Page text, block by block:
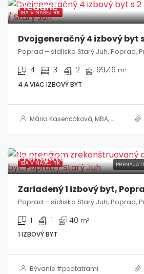
IBA V NAŠEJ RK
Predané
Poprad – sídlisko Starý Juh, Poprad,
4 3 2 99,46 m²
4 A VIAC IZBOVÝ BYT
Mária Kasenčáková, MBA, RSc.
IBA V NAŠEJ RK
Prenajaté
Zariadený 1 izbový byt,
Poprad – sídlisko Starý Juh, Poprad,
1 1 40 m²
1 IZBOVÝ BYT
Bývanie #podtatrami